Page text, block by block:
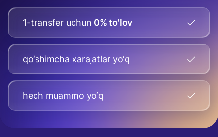
1-transfer uchun 0% to'lov
qo‘shimcha xarajatlar yo‘q
hech muammo yo‘q